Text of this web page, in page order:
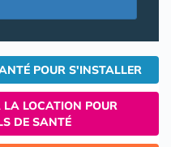
POUR S'INSTALLER
LOCATION POUR
DE SANTÉ